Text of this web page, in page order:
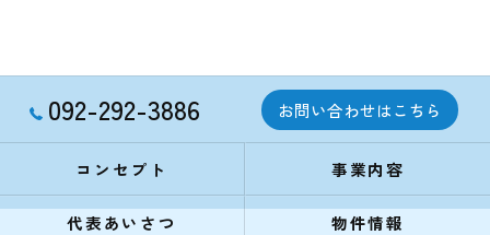
092-292-3886 お問い合わせはこちら
コンセプト 事業内容
代表あいさつ 物件情報